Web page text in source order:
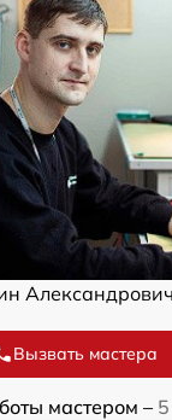
Вызвать мастера
мастером –